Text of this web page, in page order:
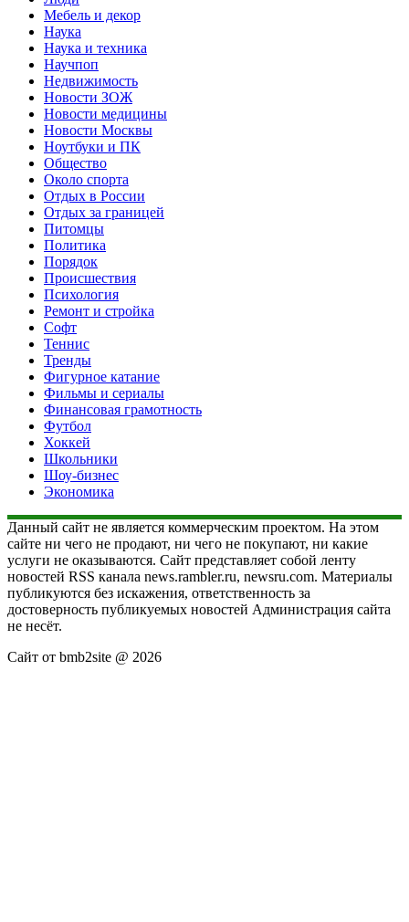
Мебель и декор
Наука
Наука и техника
Научпоп
Недвижимость
Новости ЗОЖ
Новости медицины
Новости Москвы
Ноутбуки и ПК
Общество
Около спорта
Отдых в России
Отдых за границей
Питомцы
Политика
Порядок
Происшествия
Психология
Ремонт и стройка
Софт
Теннис
Тренды
Фигурное катание
Фильмы и сериалы
Финансовая грамотность
Футбол
Хоккей
Школьники
Шоу-бизнес
Экономика
Данный сайт не является коммерческим проектом. На этом
сайте ни чего не продают, ни чего не покупают, ни какие
услуги не оказываются. Сайт представляет собой ленту
новостей RSS канала news.rambler.ru, newsru.com. Материалы
публикуются без искажения, ответственность за
достоверность публикуемых новостей Администрация сайта
не несёт.
Сайт от bmb2site @ 2026